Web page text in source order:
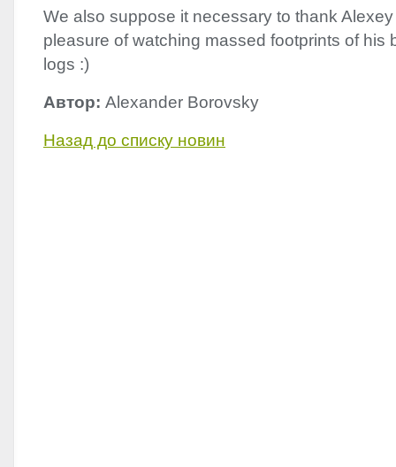
We also suppose it necessary to thank
pleasure of watching massed footprints of his
logs :)
Автор: Alexander Borovsky
Назад до списку новин